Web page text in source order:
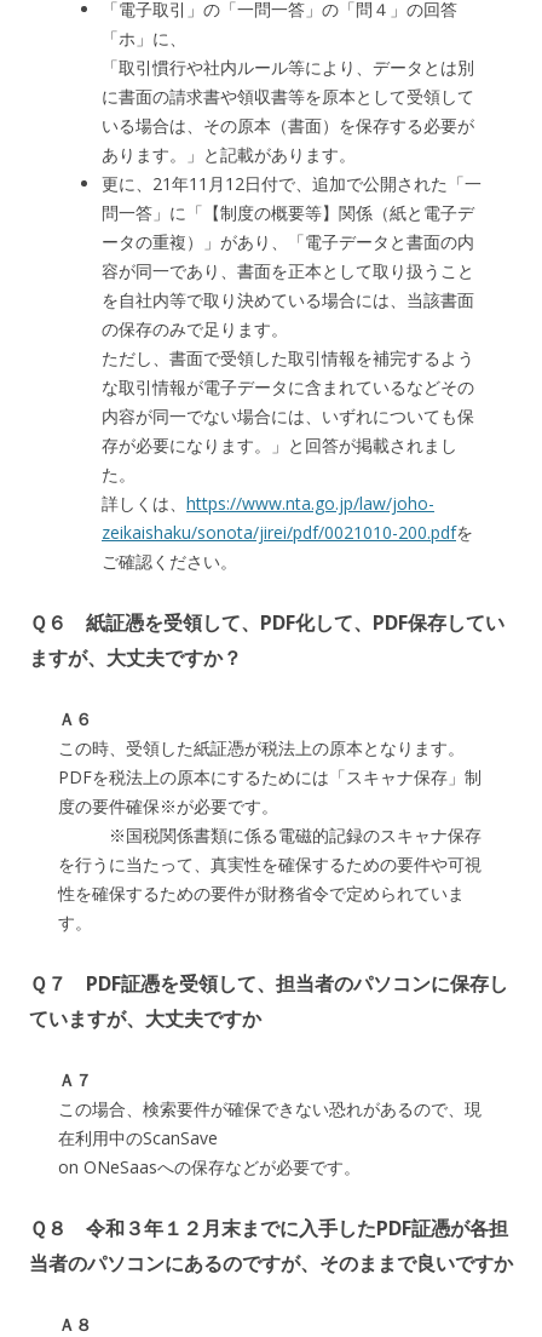
「電子取引」の「一問一答」の「問４」の回答
「ホ」に、
「取引慣行や社内ルール等により、データとは別
に書面の請求書や領収書等を原本として受領して
いる場合は、その原本（書面）を保存する必要が
あります。」と記載があります。
更に、21年11月12日付で、追加で公開された「一
問一答」に「【制度の概要等】関係（紙と電子デ
ータの重複）」があり、「電子データと書面の内
容が同一であり、書面を正本として取り扱うこと
を自社内等で取り決めている場合には、当該書面
の保存のみで足ります。
ただし、書面で受領した取引情報を補完するよう
な取引情報が電子データに含まれているなどその
内容が同一でない場合には、いずれについても保
存が必要になります。」と回答が掲載されまし
た。
詳しくは、 https://www.nta.go.jp/law/joho-
zeikaishaku/sonota/jirei/pdf/0021010-200.pdfを
ご確認ください。
Ｑ６ 紙証憑を受領して、PDF化して、PDF保存してい
ますが、大丈夫ですか？
Ａ６
この時、受領した紙証憑が税法上の原本となります。
PDFを税法上の原本にするためには「スキャナ保存」制
度の要件確保※が必要です。
※国税関係書類に係る電磁的記録のスキャナ保存
を行うに当たって、真実性を確保するための要件や可視
性を確保するための要件が財務省令で定められていま
す。
Ｑ７ PDF証憑を受領して、担当者のパソコンに保存し
ていますが、大丈夫ですか
Ａ７
この場合、検索要件が確保できない恐れがあるので、現
在利用中のScanSave
on ONeSaasへの保存などが必要です。
Ｑ８ 令和３年１２月末までに入手したPDF証憑が各担
当者のパソコンにあるのですが、そのままで良いですか
Ａ８